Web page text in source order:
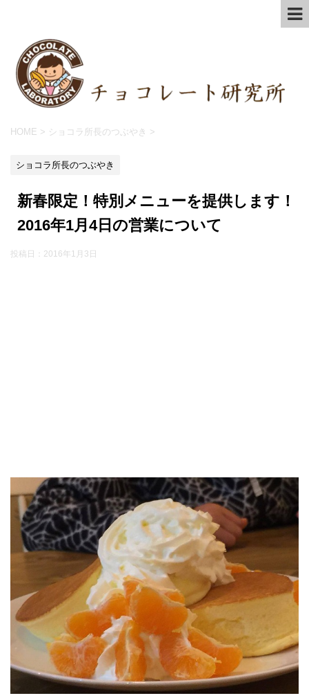
HOME > ショコラ所長のつぶやき >
ショコラ所長のつぶやき
新春限定！特別メニューを提供します！
2016年1月4日の営業について
投稿日： 2016年1月3日